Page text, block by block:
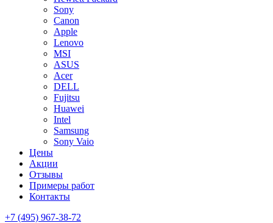
Sony
Canon
Apple
Lenovo
MSI
ASUS
Acer
DELL
Fujitsu
Huawei
Intel
Samsung
Sony Vaio
Цены
Акции
Отзывы
Примеры работ
Контакты
+7 (495) 967-38-72